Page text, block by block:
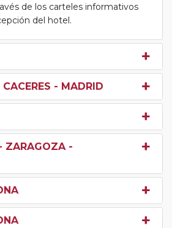
de los carteles informativos
del hotel.
- MADRID
ZARAGOZA -